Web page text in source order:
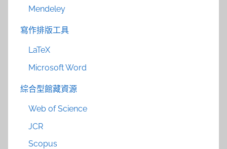
Mendeley
寫作排版工具
LaTeX
Microsoft Word
綜合型館藏資源
Web of Science
JCR
Scopus